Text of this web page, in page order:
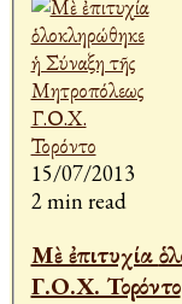
15/07/2013
2 min read
Μὲ ἐπιτυχία ὁλοκληρώθηκε ἡ Σύναξη τῆς Μητροπόλεως
Γ.Ο.Χ. Τορόντο